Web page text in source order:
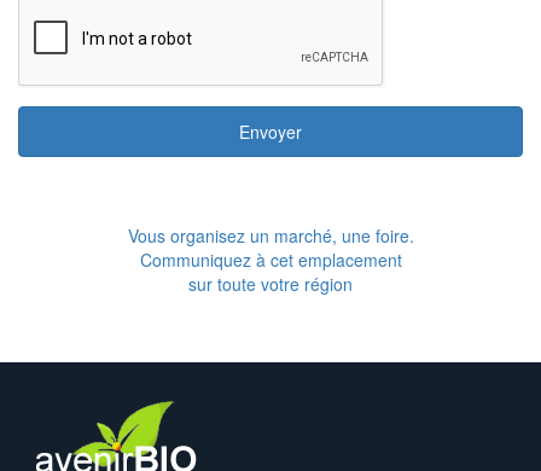
Envoyer
Vous organisez un marché, une foire.
Communiquez à cet emplacement
sur toute votre région